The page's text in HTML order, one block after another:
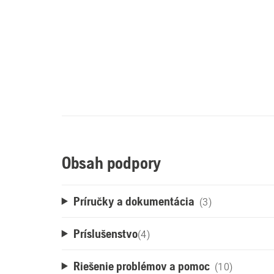
Obsah podpory
Príručky a dokumentácia (3)
Príslušenstvo(4)
Riešenie problémov a pomoc (10)